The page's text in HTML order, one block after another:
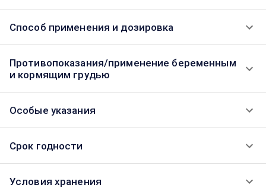
Способ применения и дозировка
Противопоказания/применение беременным
и кормящим грудью
Особые указания
Срок годности
Условия хранения